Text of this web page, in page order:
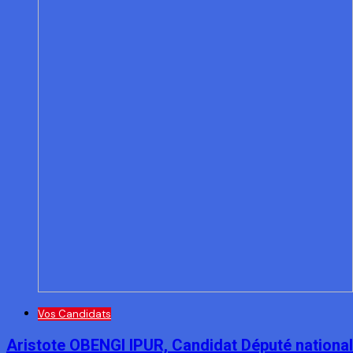
Vos Candidats
Aristote OBENGI IPUR, Candidat Député